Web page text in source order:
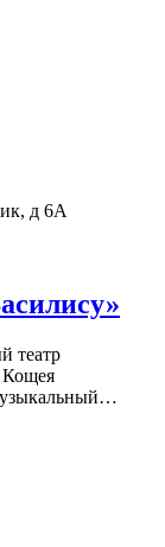
д 6А
театр
Кощея